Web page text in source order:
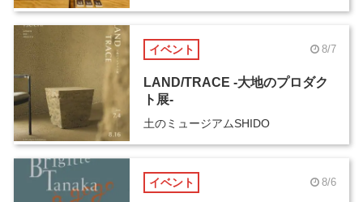
イベント 8/7
LAND/TRACE -大地のプロダク
ト展-
土のミュージアムSHIDO
イベント 8/6